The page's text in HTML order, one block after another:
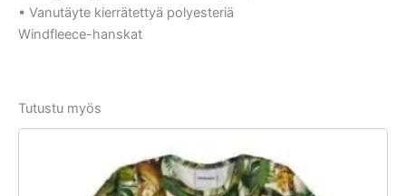
• Vanutäyte kierrätettyä polyesteriä
Windfleece-hanskat
Tutustu myös